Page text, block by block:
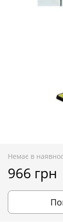
Немає в
966 грн